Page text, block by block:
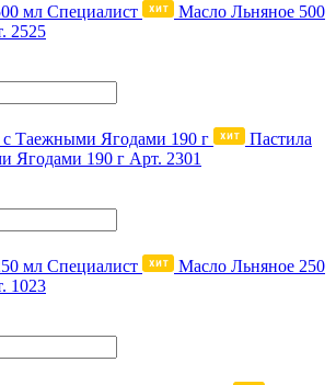
Масло Льняное 500
2525
Пастила
Ягодами 190 г Арт. 2301
Масло Льняное 250
1023